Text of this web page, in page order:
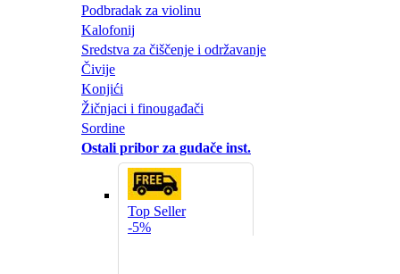
Podbradak za violinu
Kalofonij
Sredstva za čiščenje i održavanje
Čivije
Konjići
Žičnjaci i finougađači
Sordine
Ostali pribor za gudače inst.
Top Seller
-5%